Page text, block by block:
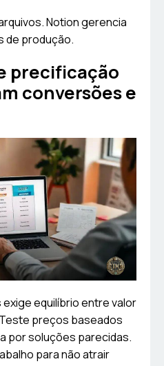
Notion gerencia
de produção.
precificação
conversões e
equilíbrio entre valor
preços baseados
por soluções parecidas.
para não atrair